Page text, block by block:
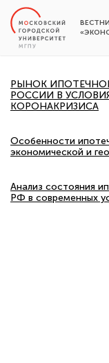
РЫНОК
РОССИИ В
КОРОНАКРИЗИСА
Особенности
экономической и
Анализ состояния
РФ в современных